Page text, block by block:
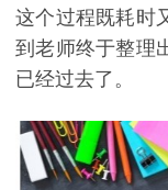
这个过程既耗时
到老师终于整理
已经过去了。